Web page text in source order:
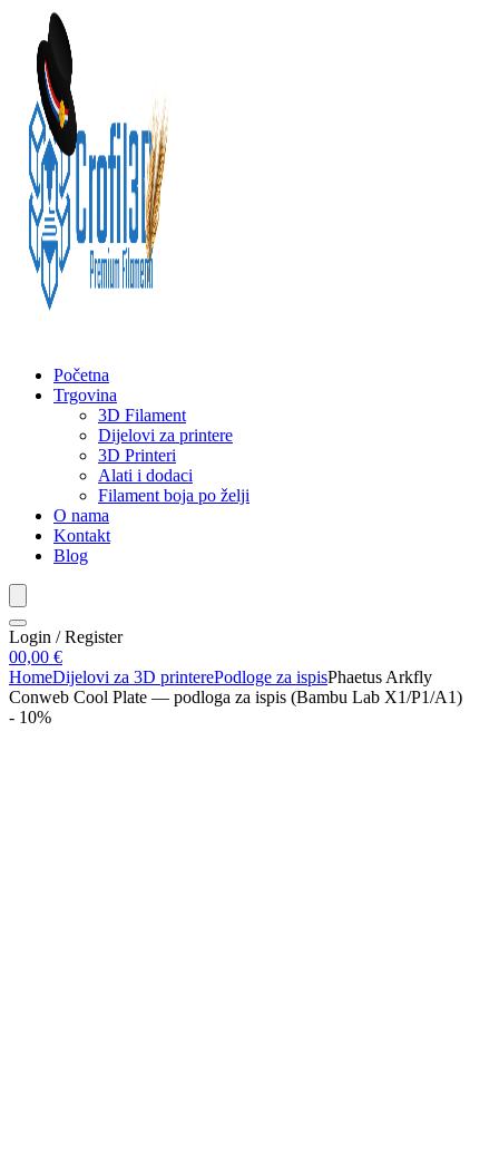
Početna
Trgovina
3D Filament
Dijelovi za printere
3D Printeri
Alati i dodaci
Filament boja po želji
O nama
Kontakt
Blog
Login / Register
00,00 €
HomeDijelovi za 3D printerePodloge za ispisPhaetus Arkfly
Conweb Cool Plate — podloga za ispis (Bambu Lab X1/P1/A1)
- 10%